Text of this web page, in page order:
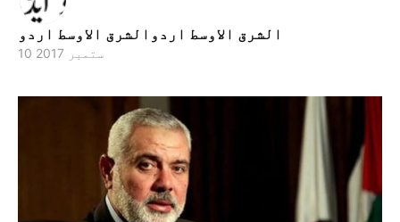
الشرق الاوسط اردوالشرق الاوسط اردو
10 ستمبر 2017